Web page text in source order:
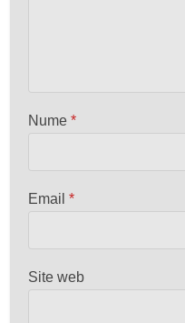
Nume*
Email*
Site web